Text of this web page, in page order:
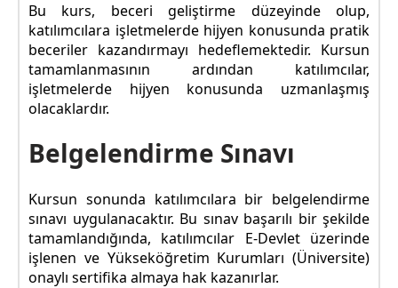
Bu kurs, beceri geliştirme düzeyinde olup,
katılımcılara işletmelerde hijyen konusunda pratik
beceriler kazandırmayı hedeflemektedir. Kursun
tamamlanmasının ardından katılımcılar,
işletmelerde hijyen konusunda uzmanlaşmış
olacaklardır.
Belgelendirme Sınavı
Kursun sonunda katılımcılara bir belgelendirme
sınavı uygulanacaktır. Bu sınav başarılı bir şekilde
tamamlandığında, katılımcılar E-Devlet üzerinde
işlenen ve Yükseköğretim Kurumları (Üniversite)
onaylı sertifika almaya hak kazanırlar.